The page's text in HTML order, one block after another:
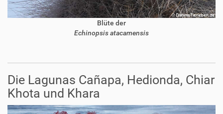
Blüte der
Echinopsis atacamensis
Die Lagunas Cañapa, Hedionda, Chiar
Khota und Khara